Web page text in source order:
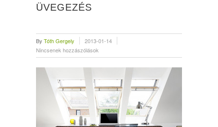
ÜVEGEZÉS
By Tóth Gergely
2013-01-14
Nincsenek hozzászólások